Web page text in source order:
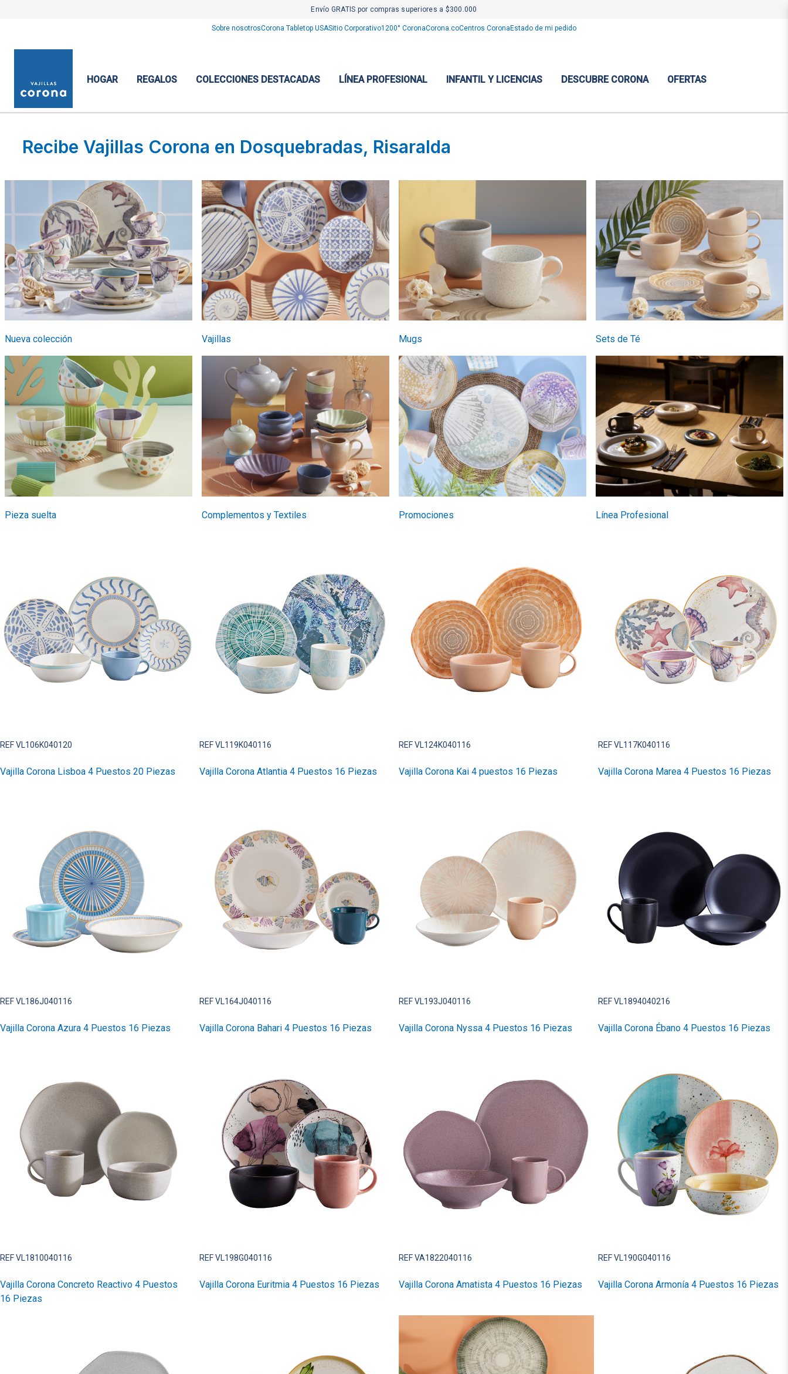
Envío GRATIS por compras superiores a $300.000
Sobre nosotrosCorona Tabletop USASitio Corporativo1200° CoronaCorona.coCentros Corona Estado de mi pedido
HOGAR REGALOS COLECCIONES DESTACADAS LÍNEA PROFESIONAL INFANTIL Y LICENCIAS DESCUBRE CORONA OFERTAS
Recibe Vajillas Corona en Dosquebradas, Risaralda
Nueva colección Vajillas Mugs Sets de Té
Pieza suelta Complementos y Textiles Promociones Línea Profesional
REF VL106K040120
Vajilla Corona Lisboa 4 Puestos 20 Piezas
REF VL119K040116
Vajilla Corona Atlantia 4 Puestos 16 Piezas
REF VL124K040116
Vajilla Corona Kai 4 puestos 16 Piezas
REF VL117K040116
Vajilla Corona Marea 4 Puestos 16 Piezas
REF VL186J040116
Vajilla Corona Azura 4 Puestos 16 Piezas
REF VL164J040116
Vajilla Corona Bahari 4 Puestos 16 Piezas
REF VL193J040116
Vajilla Corona Nyssa 4 Puestos 16 Piezas
REF VL1894040216
Vajilla Corona Ébano 4 Puestos 16 Piezas
REF VL1810040116
Vajilla Corona Concreto Reactivo 4 Puestos
16 Piezas
REF VL198G040116
Vajilla Corona Euritmia 4 Puestos 16 Piezas
REF VA1822040116
Vajilla Corona Amatista 4 Puestos 16 Piezas
REF VL190G040116
Vajilla Corona Armonía 4 Puestos 16 Piezas